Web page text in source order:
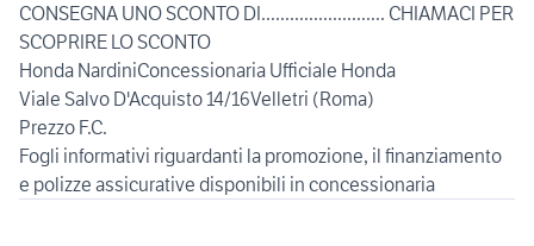
CONSEGNA UNO SCONTO DI.......................... CHIAMACI PER
SCOPRIRE LO SCONTO
Honda NardiniConcessionaria Ufficiale Honda
Viale Salvo D'Acquisto 14/16Velletri (Roma)
Prezzo F.C.
Fogli informativi riguardanti la promozione, il finanziamento